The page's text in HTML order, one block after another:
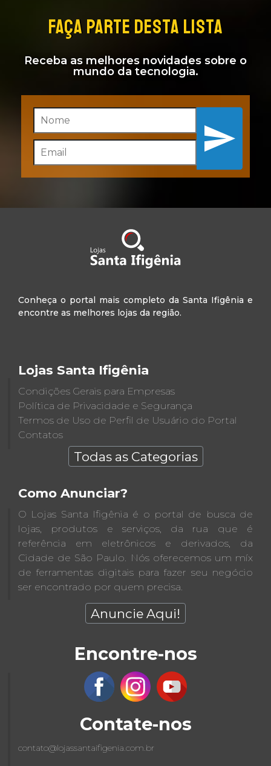
FAÇA PARTE DESTA LISTA
Receba as melhores novidades sobre o
mundo da tecnologia.
Inscreva-se
Conheça o portal mais completo da Santa Ifigênia e
encontre as melhores lojas da região.
Lojas Santa Ifigênia
Condições Gerais para Empresas
Política de Privacidade e Segurança
Termos de Uso de Perfil de Usuário do Portal
Contatos
Todas as Categorias
Como Anunciar?
O Lojas Santa Ifigênia é o portal de busca de
lojas, produtos e serviços, da rua que é
referência em eletrônicos e derivados, da
Cidade de São Paulo. Nós oferecemos um míx
de ferramentas digitais para fazer seu negócio
ser encontrado por quem precisa.
Anuncie Aqui!
Encontre-nos
Contate-nos
contato@lojassantaifigenia.com.br